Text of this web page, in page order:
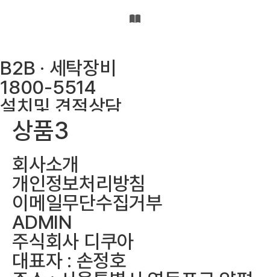
B2B · 세탁장비
1800-5514
설치및 견적상담
010-7178-3119
평일 오전 9시부터 오후 6시까지 상
담 가능합니다
(점심시간 12시부터 13시까지)
토요일과 일요일, 공휴일은 휴무입
니다
(010-7178-3119 문자를 남겨주시
면 감사합니다)
상품3
회사소개
개인정보처리방침
이메일무단수집거부
ADMIN
주식회사 디쿠아
대표자 : 손정호